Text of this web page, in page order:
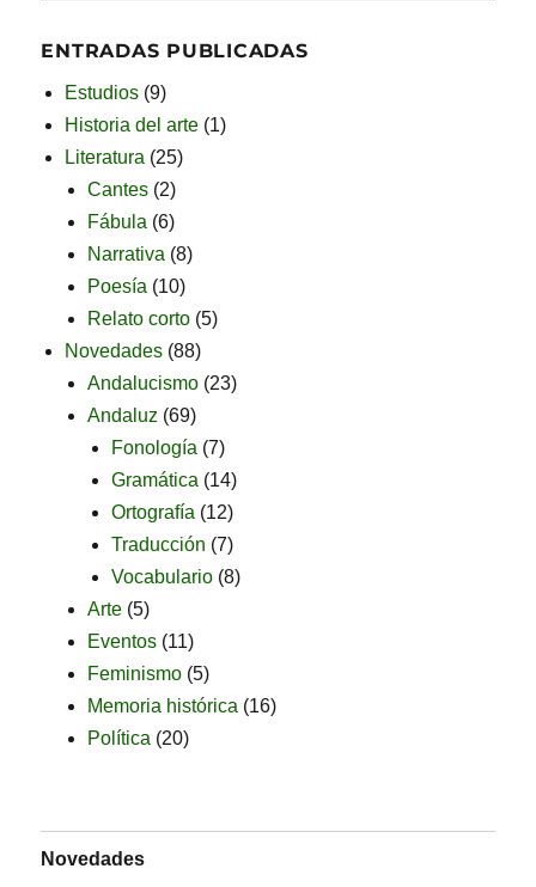
ENTRADAS PUBLICADAS
Estudios(9)
Historia del arte(1)
Literatura (25)
Cantes (2)
Fábula (6)
Narrativa (8)
Poesía (10)
Relato corto (5)
Novedades(88)
Andalucismo (23)
Andaluz (69)
Fonología (7)
Gramática (14)
Ortografía (12)
Traducción (7)
Vocabulario(8)
Arte (5)
Eventos (11)
Feminismo (5)
Memoria histórica (16)
Política (20)
Novedades